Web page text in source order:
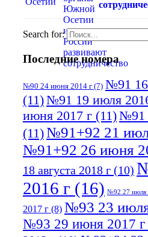
Search for:
Последние номера
№90 24 июня 2014 г (7) №91 16
(11)№91 19 июля
июня 2017 г (11)№91
(11)№91+92 21
№91+92 26 июня
18 августа 2018 г (10)
2016 г (16) №92 27 июля
2017 г (8) №93 23
№93 29 июня 2017 г